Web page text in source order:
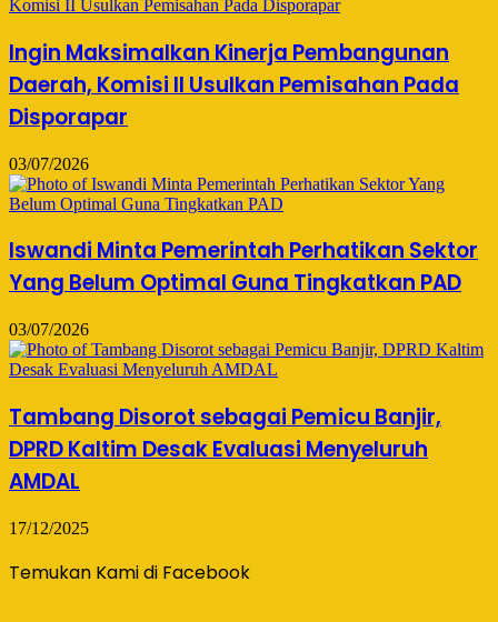
Ingin Maksimalkan Kinerja Pembangunan
Daerah, Komisi II Usulkan Pemisahan Pada
Disporapar
03/07/2026
Iswandi Minta Pemerintah Perhatikan Sektor
Yang Belum Optimal Guna Tingkatkan PAD
03/07/2026
Tambang Disorot sebagai Pemicu Banjir,
DPRD Kaltim Desak Evaluasi Menyeluruh
AMDAL
17/12/2025
Temukan Kami di Facebook